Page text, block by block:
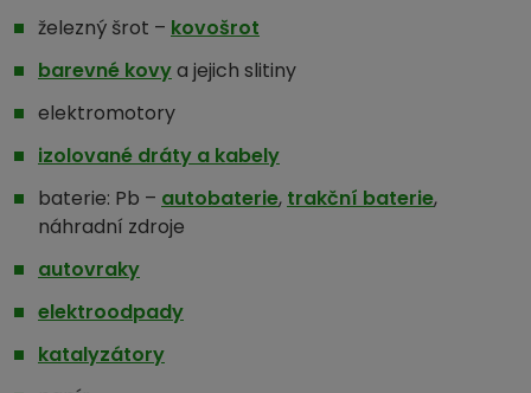
železný šrot – kovošrot
barevné kovya jejich slitiny
elektromotory
izolované dráty a kabely
baterie: Pb – autobaterie, trakční baterie,
náhradní zdroje
autovraky
elektroodpady
katalyzátory